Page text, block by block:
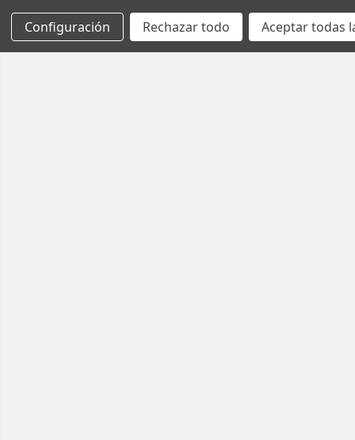
Configuración Rechazar todo Aceptar todas